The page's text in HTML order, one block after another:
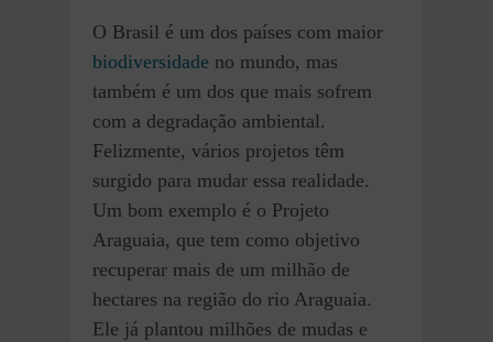
O Brasil é um dos países com maior
biodiversidade no mundo, mas
também é um dos que mais sofrem
com a degradação ambiental.
Felizmente, vários projetos têm
surgido para mudar essa realidade.
Um bom exemplo é o Projeto
Araguaia, que tem como objetivo
recuperar mais de um milhão de
hectares na região do rio Araguaia.
Ele já plantou milhões de mudas e